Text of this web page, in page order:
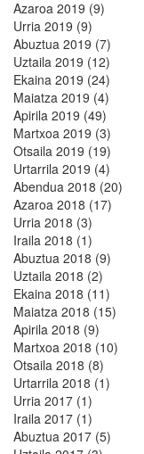
Azaroa 2019 (9)
Urria 2019 (9)
Abuztua 2019 (7)
Uztaila 2019 (12)
Ekaina 2019 (24)
Maiatza 2019 (4)
Apirila 2019 (49)
Martxoa 2019 (3)
Otsaila 2019 (19)
Urtarrila 2019 (4)
Abendua 2018 (20)
Azaroa 2018 (17)
Urria 2018 (3)
Iraila 2018 (1)
Abuztua 2018 (9)
Uztaila 2018 (2)
Ekaina 2018 (11)
Maiatza 2018 (15)
Apirila 2018 (9)
Martxoa 2018 (10)
Otsaila 2018 (8)
Urtarrila 2018 (1)
Urria 2017 (1)
Iraila 2017 (1)
Abuztua 2017 (5)